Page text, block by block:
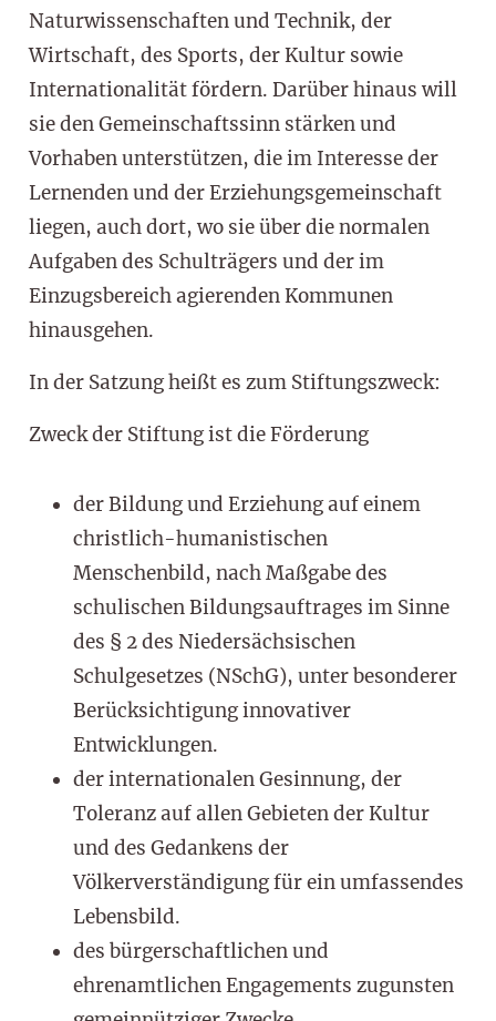
Naturwissenschaften und Technik, der
Wirtschaft, des Sports, der Kultur sowie
Internationalität fördern. Darüber hinaus will
sie den Gemeinschaftssinn stärken und
Vorhaben unterstützen, die im Interesse der
Lernenden und der Erziehungsgemeinschaft
liegen, auch dort, wo sie über die normalen
Aufgaben des Schulträgers und der im
Einzugsbereich agierenden Kommunen
hinausgehen.
In der Satzung heißt es zum Stiftungszweck:
Zweck der Stiftung ist die Förderung
der Bildung und Erziehung auf einem
christlich-humanistischen
Menschenbild, nach Maßgabe des
schulischen Bildungsauftrages im Sinne
des § 2 des Niedersächsischen
Schulgesetzes (NSchG), unter besonderer
Berücksichtigung innovativer
Entwicklungen.
der internationalen Gesinnung, der
Toleranz auf allen Gebieten der Kultur
und des Gedankens der
Völkerverständigung für ein umfassendes
Lebensbild.
des bürgerschaftlichen und
ehrenamtlichen Engagements zugunsten